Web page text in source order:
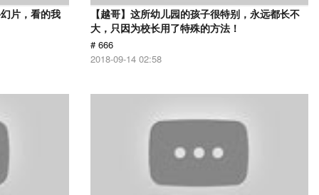
片，看的我
【越哥】这所幼儿园的孩子很特别，永远都长不
大，只因为校长用了特殊的方法！
# 666
2018-09-14 02:58